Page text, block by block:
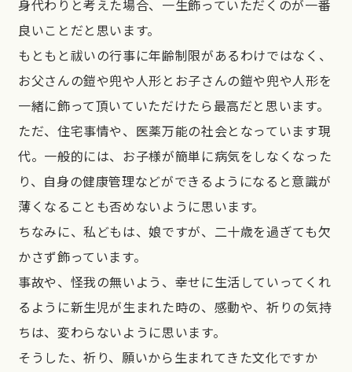
身代わりと考えた場合、一生飾っていただくのが一番
良いことだと思います。
もともと祓いの行事に年齢制限があるわけではなく、
お父さんの鎧や兜や人形とお子さんの鎧や兜や人形を
一緒に飾って頂いていただけたら最高だと思います。
ただ、住宅事情や、医薬万能の社会となっています現
代。一般的には、お子様が簡単に病気をしなくなった
り、自身の健康管理などができるようになると意識が
薄くなることも否めないように思います。
ちなみに、私どもは、娘ですが、二十歳を過ぎても欠
かさず飾っています。
事故や、怪我の無いよう、幸せに生活していってくれ
るように新生児が生まれた時の、感動や、祈りの気持
ちは、変わらないように思います。
そうした、祈り、願いから生まれてきた文化ですか